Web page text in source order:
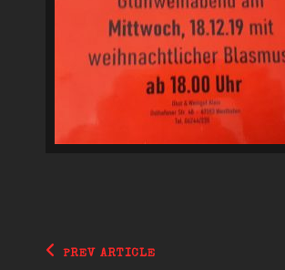
Beitragsnavigation
Previous
PREV ARTICLE